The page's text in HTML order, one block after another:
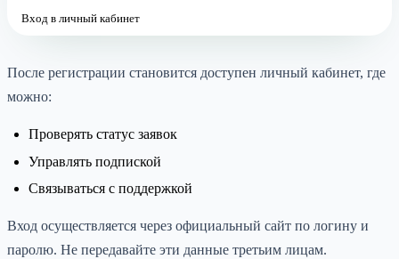
Вход в личный кабинет
После регистрации становится доступен личный кабинет, где
можно:
Проверять статус заявок
Управлять подпиской
Связываться с поддержкой
Вход осуществляется через официальный сайт по логину и
паролю. Не передавайте эти данные третьим лицам.